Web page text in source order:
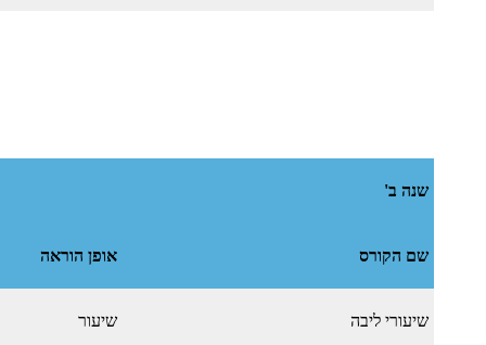
שנה ב'
שם הקורס אופן הוראה
שיעורי ליבה שיעור